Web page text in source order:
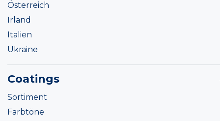
Österreich
Irland
Italien
Ukraine
Coatings
Sortiment
Farbtöne